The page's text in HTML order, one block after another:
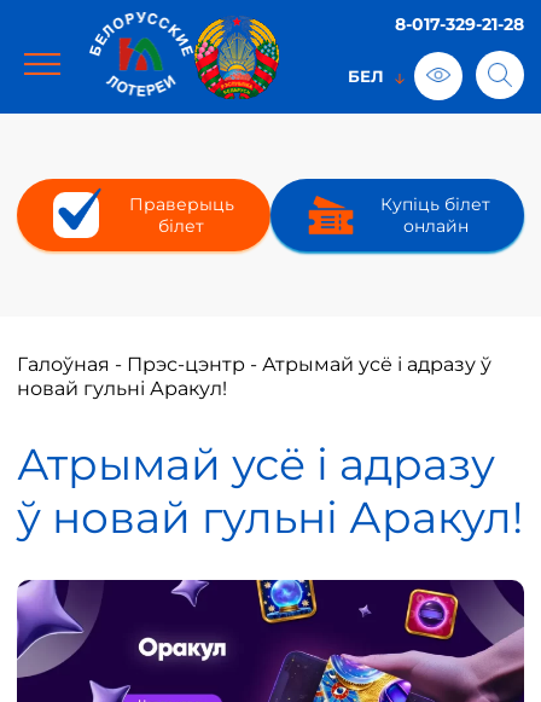
8-017-329-21-28
Праверыць
білет
Купіць білет
онлайн
Галоўная - Прэс-цэнтр - Атрымай усё і адразу ў
новай гульні Аракул!
Атрымай усё і адразу
ў новай гульні Аракул!